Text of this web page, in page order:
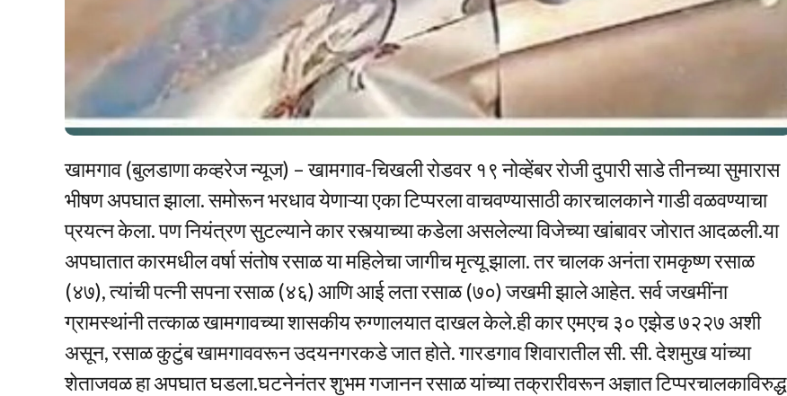
खामगाव (बुलडाणा कव्हरेज न्यूज) – खामगाव-चिखली रोडवर १९ नोव्हेंबर रोजी दुपारी साडे तीनच्या सुमारास
भीषण अपघात झाला. समोरून भरधाव येणाऱ्या एका टिप्परला वाचवण्यासाठी कारचालकाने गाडी वळवण्याचा
प्रयत्न केला. पण नियंत्रण सुटल्याने कार रस्त्याच्या कडेला असलेल्या विजेच्या खांबावर जोरात आदळली.या
अपघातात कारमधील वर्षा संतोष रसाळ या महिलेचा जागीच मृत्यू झाला. तर चालक अनंता रामकृष्ण रसाळ
(४७), त्यांची पत्नी सपना रसाळ (४६) आणि आई लता रसाळ (७०) जखमी झाले आहेत. सर्व जखमींना
ग्रामस्थांनी तत्काळ खामगावच्या शासकीय रुग्णालयात दाखल केले.ही कार एमएच ३० एझेड ७२२७ अशी
असून, रसाळ कुटुंब खामगाववरून उदयनगरकडे जात होते. गारडगाव शिवारातील सी. सी. देशमुख यांच्या
शेताजवळ हा अपघात घडला.घटनेनंतर शुभम गजानन रसाळ यांच्या तक्रारीवरून अज्ञात टिप्परचालकाविरुद्ध